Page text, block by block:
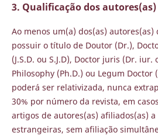
3. Qualificação dos autores(as)
Ao menos um(a) dos(as)
possuir o título de Doutor (Dr.),
(J.S.D. ou S.J.D), Doctor juris (Dr.
Philosophy (Ph.D.) ou Legum Doctor
poderá ser relativizada, nunca
30% por número da revista, em
artigos de autores(as) afiliados(as)
estrangeiras, sem afiliação